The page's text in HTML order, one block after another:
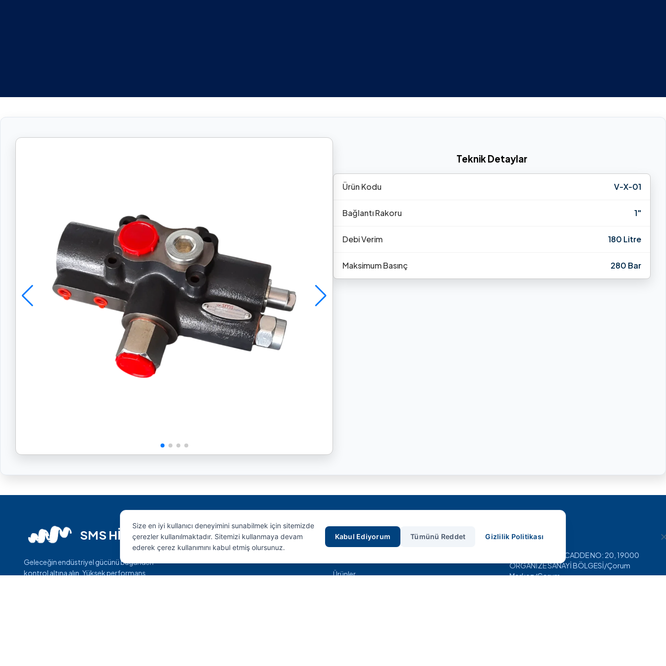
Teknik Detaylar
Ürün Kodu V-X-01
Bağlantı Rakoru 1"
Debi Verim 180 Litre
Maksimum Basınç 280 Bar
SMS HİDROLİK
Geleceğin endüstriyel gücünü bugünden
kontrol altına alın. Yüksek performans,
Hızlı Erişim
Ürünler
İletişim
Pınarçay OSB, 5.CADDE NO: 20, 19000
ORGANİZE SANAYİ BÖLGESİ/Çorum
Merkez/Çorum
Size en iyi kullanıcı deneyimini sunabilmek için sitemizde
çerezler kullanılmaktadır. Sitemizi kullanmaya devam
ederek çerez kullanımını kabul etmiş olursunuz.
Kabul Ediyorum Tümünü Reddet Gizlilik Politikası